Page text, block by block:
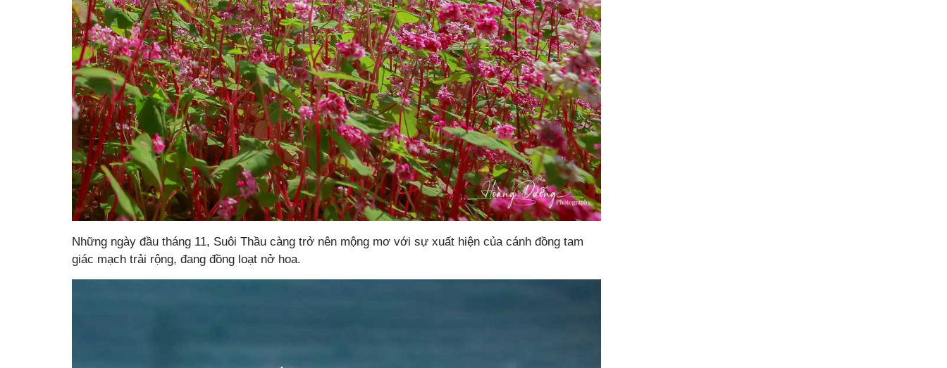
Những ngày đầu tháng 11, Suôi Thầu càng trở nên mộng mơ với sự xuất hiện của cánh đồng tam
giác mạch trải rộng, đang đồng loạt nở hoa.